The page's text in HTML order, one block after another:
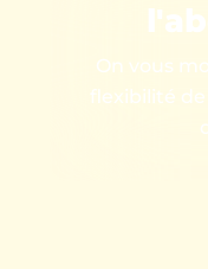
On vous
flexibilité